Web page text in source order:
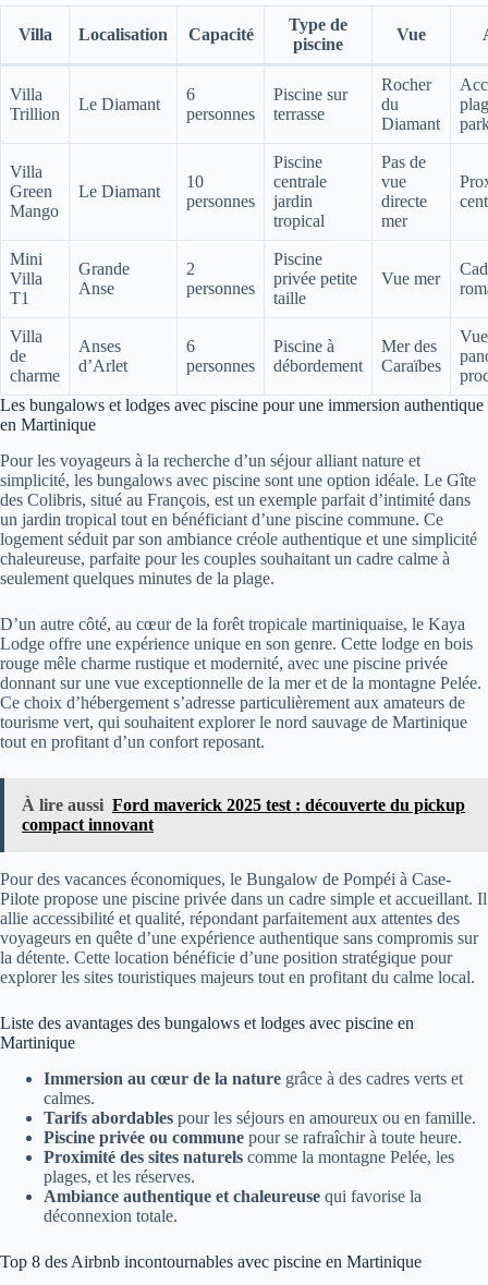
Villa Localisation Capacité
Type de
piscine
Vue
Villa
Trillion
Le Diamant
6
personnes
Piscine sur
terrasse
Rocher
du
Diamant
Villa
Green
Mango
Le Diamant
10
personnes
Piscine
centrale
jardin
tropical
Pas de
vue
directe
mer
Mini
Villa
T1
Grande
Anse
2
personnes
Piscine
privée petite
taille
Vue mer
Villa
de
charme
Anses
d’Arlet
6
personnes
Piscine à
débordement
Mer des
Caraïbes
Vue
Les bungalows et lodges avec piscine pour une immersion authentique
en Martinique
Pour les voyageurs à la recherche d’un séjour alliant nature et
simplicité, les bungalows avec piscine sont une option idéale. Le Gîte
des Colibris, situé au François, est un exemple parfait d’intimité dans
un jardin tropical tout en bénéficiant d’une piscine commune. Ce
logement séduit par son ambiance créole authentique et une simplicité
chaleureuse, parfaite pour les couples souhaitant un cadre calme à
seulement quelques minutes de la plage.
D’un autre côté, au cœur de la forêt tropicale martiniquaise, le Kaya
Lodge offre une expérience unique en son genre. Cette lodge en bois
rouge mêle charme rustique et modernité, avec une piscine privée
donnant sur une vue exceptionnelle de la mer et de la montagne Pelée.
Ce choix d’hébergement s’adresse particulièrement aux amateurs de
tourisme vert, qui souhaitent explorer le nord sauvage de Martinique
tout en profitant d’un confort reposant.
À lire aussi Ford maverick 2025 test : découverte du pickup
compact innovant
Pour des vacances économiques, le Bungalow de Pompéi à Case-
Pilote propose une piscine privée dans un cadre simple et accueillant. Il
allie accessibilité et qualité, répondant parfaitement aux attentes des
voyageurs en quête d’une expérience authentique sans compromis sur
la détente. Cette location bénéficie d’une position stratégique pour
explorer les sites touristiques majeurs tout en profitant du calme local.
Liste des avantages des bungalows et lodges avec piscine en
Martinique
Immersion au cœur de la nature grâce à des cadres verts et
calmes.
Tarifs abordables pour les séjours en amoureux ou en famille.
Piscine privée ou commune pour se rafraîchir à toute heure.
Proximité des sites naturels comme la montagne Pelée, les
plages, et les réserves.
Ambiance authentique et chaleureuse qui favorise la
déconnexion totale.
Top 8 des Airbnb incontournables avec piscine en Martinique